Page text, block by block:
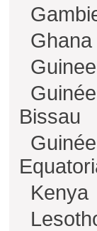
Ghana
Guinee
Guinée
Bissau
Guinée
Kenya